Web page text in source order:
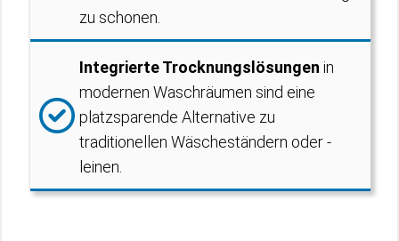
zu schonen.
Integrierte Trocknungslösungen in
modernen Waschräumen sind eine
platzsparende Alternative zu
traditionellen Wäscheständern oder -
leinen.